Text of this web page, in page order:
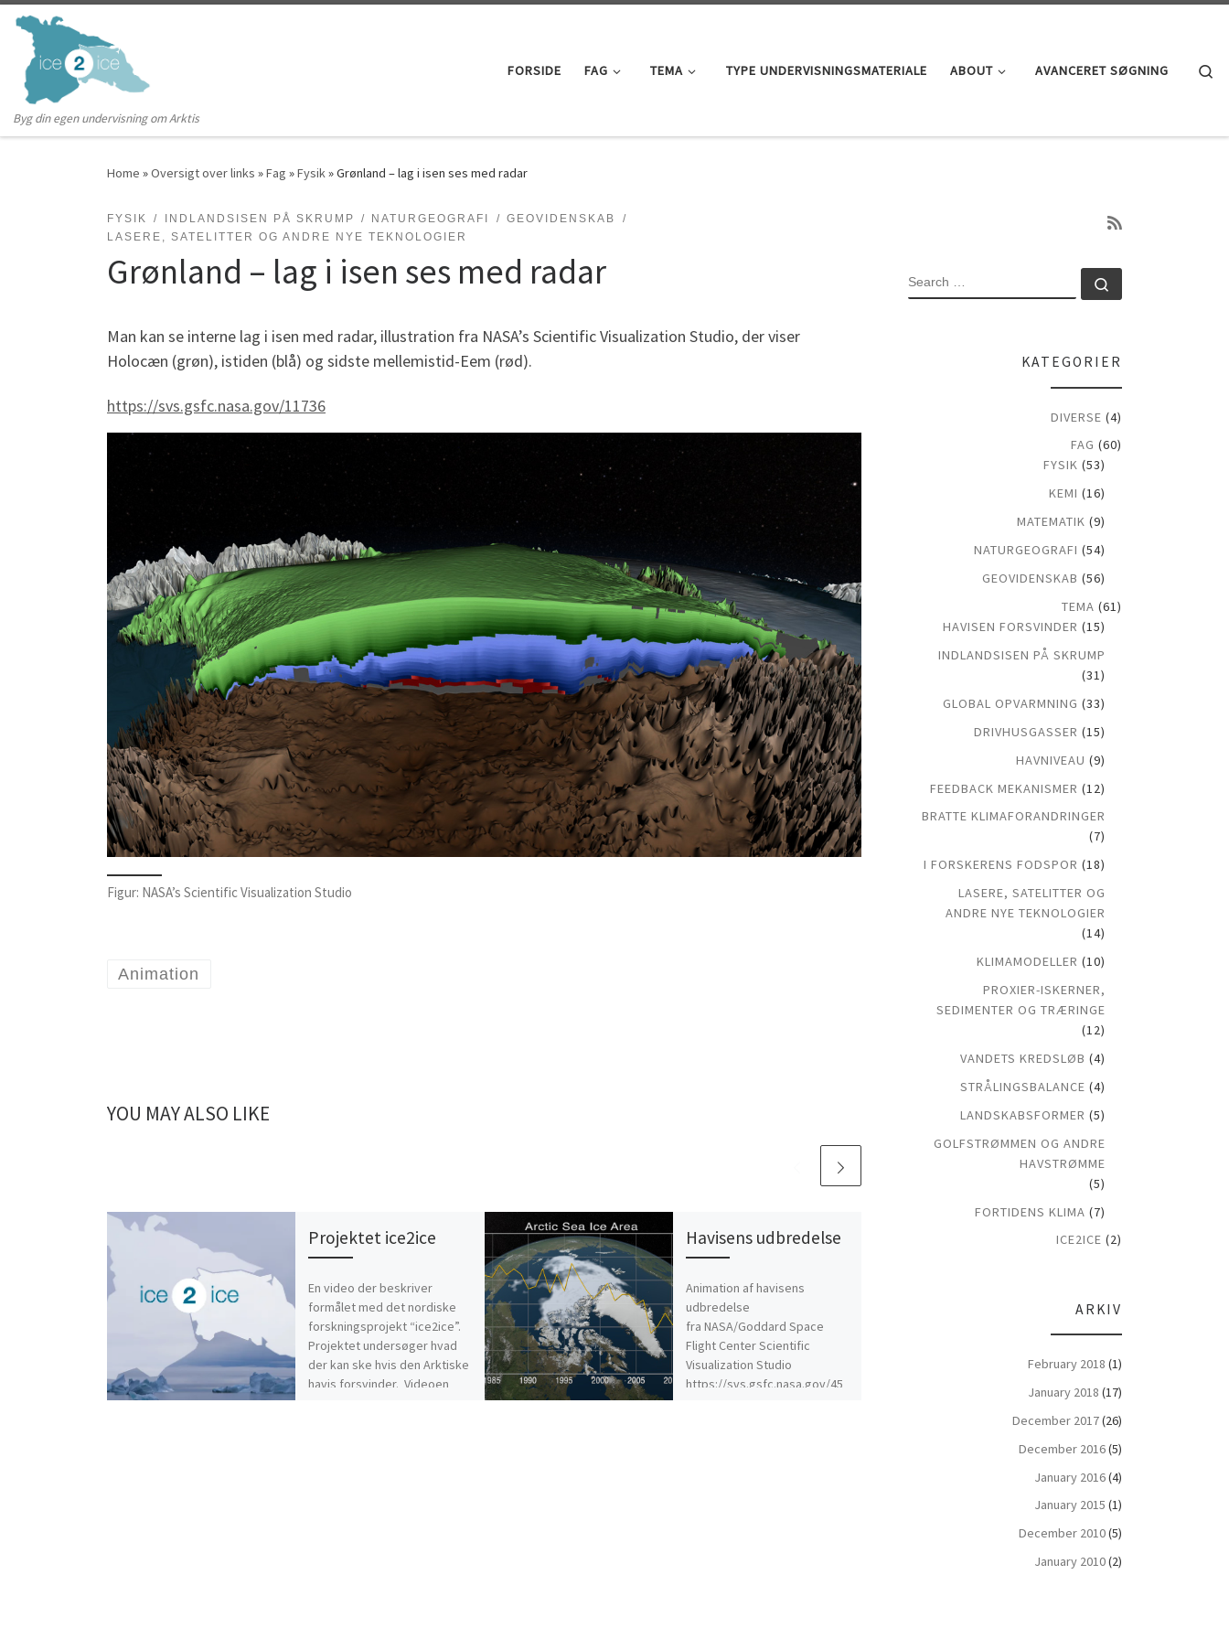
Skip to content
Byg din egen undervisning om Arktis
FORSIDE FAG TEMA TYPE UNDERVISNINGSMATERIALE ABOUT AVANCERET SØGNING
Home »Oversigt over links »Fag »Fysik»Grønland – lag i isen ses med radar
FYSIK INDLANDSISEN PÅ SKRUMP NATURGEOGRAFI
GEOVIDENSKAB
LASERE, SATELITTER OG ANDRE NYE TEKNOLOGIER
Grønland – lag i isen ses med radar
Man kan se interne lag i isen med radar, illustration fra NASA’s Scientific Visualization Studio, der viser
Holocæn (grøn), istiden (blå) og sidste mellemistid-Eem (rød).
https://svs.gsfc.nasa.gov/11736
Figur: NASA’s Scientific Visualization Studio
Animation
YOU MAY ALSO LIKE
Projektet ice2ice
En video der beskriver
formålet med det nordiske
forskningsprojekt “ice2ice”.
Projektet undersøger hvad
der kan ske hvis den Arktiske
havis forsvinder. Videoen
Havisens udbredelse
Animation af havisens
udbredelse
fra NASA/Goddard Space
Flight Center Scientific
Visualization Studio
https://svs.gsfc.nasa.gov/45
Teknologiske
Beskrivelse af de mange
forskellige teknologiske
måle havisen i Arktis. Tekst,
billeder og animation
SEARCH
KATEGORIER
DIVERSE (4)
FAG (60)
FYSIK (53)
KEMI (16)
MATEMATIK (9)
NATURGEOGRAFI (54)
GEOVIDENSKAB (56)
TEMA (61)
HAVISEN FORSVINDER (15)
INDLANDSISEN PÅ SKRUMP
(31)
GLOBAL OPVARMNING (33)
DRIVHUSGASSER (15)
HAVNIVEAU (9)
FEEDBACK MEKANISMER (12)
BRATTE KLIMAFORANDRINGER
(7)
I FORSKERENS FODSPOR (18)
LASERE, SATELITTER OG
ANDRE NYE TEKNOLOGIER
(14)
KLIMAMODELLER (10)
PROXIER-ISKERNER,
SEDIMENTER OG TRÆRINGE
(12)
VANDETS KREDSLØB (4)
STRÅLINGSBALANCE (4)
LANDSKABSFORMER (5)
GOLFSTRØMMEN OG ANDRE
HAVSTRØMME
(5)
FORTIDENS KLIMA (7)
ICE2ICE (2)
ARKIV
February 2018 (1)
January 2018 (17)
December 2017(26)
December 2016(5)
January 2016(4)
January 2015 (1)
December 2010(5)
January 2010(2)